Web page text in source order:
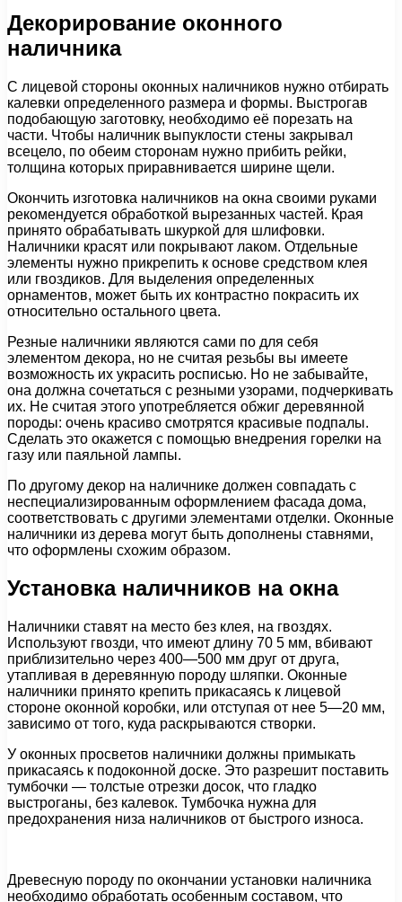
Декорирование оконного
наличника
С лицевой стороны оконных наличников нужно отбирать
калевки определенного размера и формы. Выстрогав
подобающую заготовку, необходимо её порезать на
части. Чтобы наличник выпуклости стены закрывал
всецело, по обеим сторонам нужно прибить рейки,
толщина которых приравнивается ширине щели.
Окончить изготовка наличников на окна своими руками
рекомендуется обработкой вырезанных частей. Края
принято обрабатывать шкуркой для шлифовки.
Наличники красят или покрывают лаком. Отдельные
элементы нужно прикрепить к основе средством клея
или гвоздиков. Для выделения определенных
орнаментов, может быть их контрастно покрасить их
относительно остального цвета.
Резные наличники являются сами по для себя
элементом декора, но не считая резьбы вы имеете
возможность их украсить росписью. Но не забывайте,
она должна сочетаться с резными узорами, подчеркивать
их. Не считая этого употребляется обжиг деревянной
породы: очень красиво смотрятся красивые подпалы.
Сделать это окажется с помощью внедрения горелки на
газу или паяльной лампы.
По другому декор на наличнике должен совпадать с
неспециализированным оформлением фасада дома,
соответствовать с другими элементами отделки. Оконные
наличники из дерева могут быть дополнены ставнями,
что оформлены схожим образом.
Установка наличников на окна
Наличники ставят на место без клея, на гвоздях.
Используют гвозди, что имеют длину 70 5 мм, вбивают
приблизительно через 400—500 мм друг от друга,
утапливая в деревянную породу шляпки. Оконные
наличники принято крепить прикасаясь к лицевой
стороне оконной коробки, или отступая от нее 5—20 мм,
зависимо от того, куда раскрываются створки.
У оконных просветов наличники должны примыкать
прикасаясь к подоконной доске. Это разрешит поставить
тумбочки — толстые отрезки досок, что гладко
выстроганы, без калевок. Тумбочка нужна для
предохранения низа наличников от быстрого износа.
Древесную породу по окончании установки наличника
необходимо обработать особенным составом, что